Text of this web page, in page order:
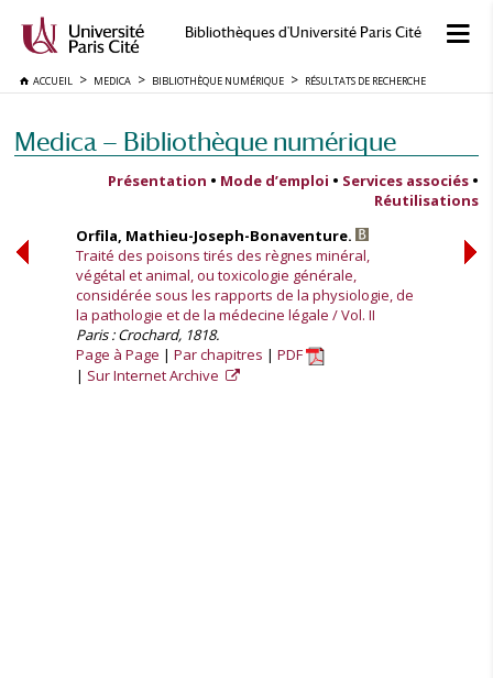
Bibliothèques d'Université Paris Cité
ACCUEIL MEDICA BIBLIOTHÈQUE NUMÉRIQUE RÉSULTATS DE RECHERCHE
Medica — Bibliothèque numérique
Présentation • Mode d’emploi • Services associés •
Réutilisations
Orfila, Mathieu-Joseph-Bonaventure.
Traité des poisons tirés des règnes minéral,
végétal et animal, ou toxicologie générale,
considérée sous les rapports de la physiologie, de
la pathologie et de la médecine légale / Vol. II
Paris : Crochard, 1818.
Page à Page
Par chapitres
PDF
Sur Internet Archive